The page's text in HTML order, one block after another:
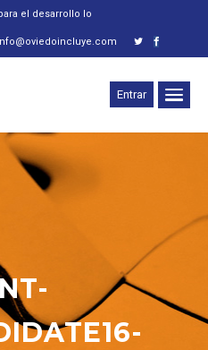
el desarrollo local
Entrar